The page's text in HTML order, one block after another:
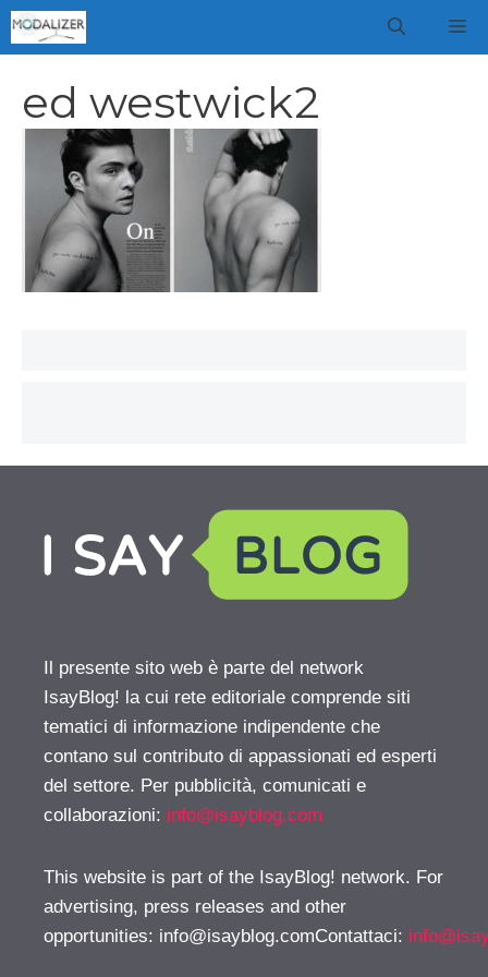
Vai
al
ed westwick2
Il presente sito web è parte del network
IsayBlog! la cui rete editoriale comprende siti
tematici di informazione indipendente che
contano sul contributo di appassionati ed esperti
del settore. Per pubblicità, comunicati e
collaborazioni: info@isayblog.com
This website is part of the IsayBlog! network. For
advertising, press releases and other
opportunities: info@isayblog.comContattaci: